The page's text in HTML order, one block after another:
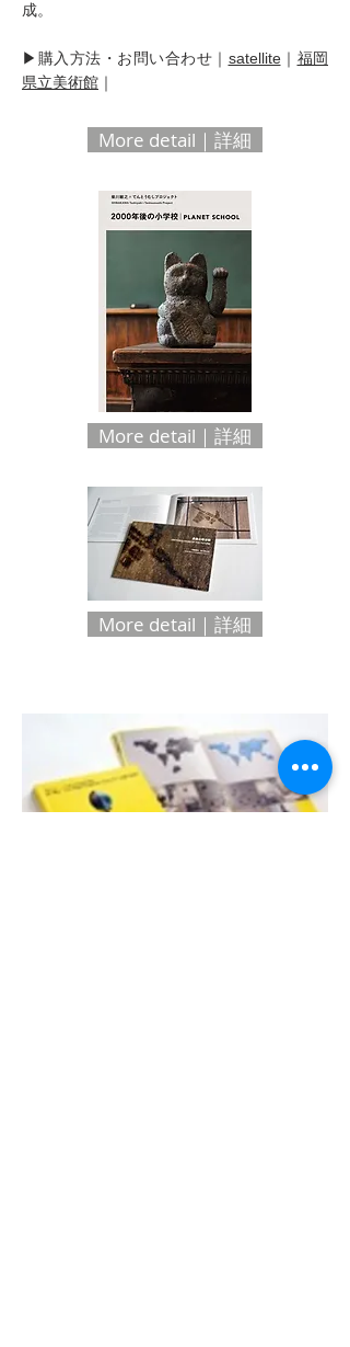
成。
▶購入方法・お問い合わせ｜ satellite｜ 福岡
県立美術館 ｜
More detail｜詳細
More detail｜詳細
More detail｜詳細